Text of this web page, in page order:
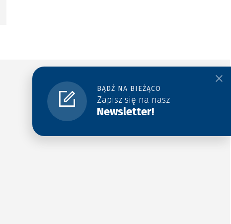
BĄDŹ NA BIEŻĄCO
Zapisz się na nasz
Newsletter!